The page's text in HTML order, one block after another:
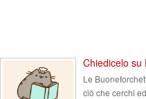
Chiedicelo su
Le
ciò che cerchi